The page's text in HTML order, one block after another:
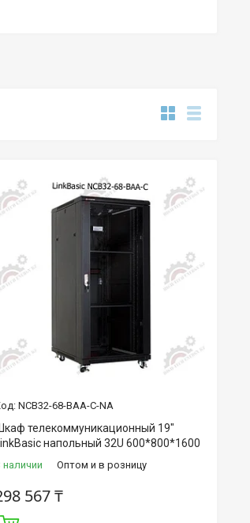
NCB32-68-BAA-C-NA
телекоммуникационный 19"
напольный 32U 600*800*1600
наличии Оптом и в розницу
567 ₸